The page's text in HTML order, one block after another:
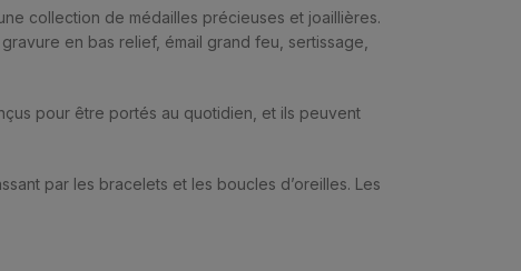
collection de médailles précieuses et joaillières.
en bas relief, émail grand feu, sertissage,
pour être portés au quotidien, et ils peuvent
par les bracelets et les boucles d’oreilles. Les